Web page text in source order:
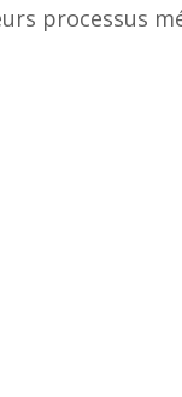
processus